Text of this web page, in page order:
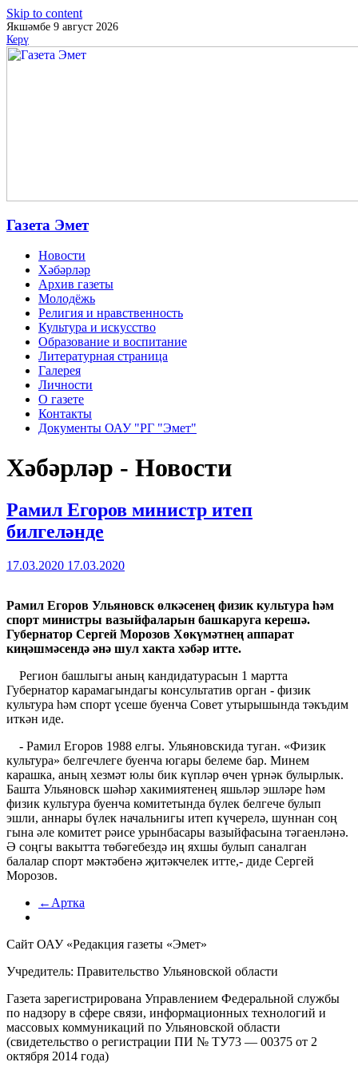
Skip to content
Якшәмбе 9 август 2026
Керү
Газета Эмет
Новости
Хәбәрләр
Архив газеты
Молодёжь
Религия и нравственность
Культура и искусство
Образование и воспитание
Литературная страница
Галерея
Личности
О газете
Контакты
Документы ОАУ "РГ "Эмет"
Хәбәрләр - Новости
Рамил Егоров министр итеп
билгеләнде
17.03.2020 17.03.2020
Рамил Егоров Ульяновск өлкәсенең физик культура hәм
спорт министры вазыйфаларын башкаруга керешә.
Губернатор Сергей Морозов Хөкүмәтнең аппарат
киңәшмәсендә әнә шул хакта хәбәр итте.
Регион башлыгы аның кандидатурасын 1 мартта
Губернатор карамагындагы консультатив орган - физик
культура hәм спорт үсеше буенча Совет утырышында тәкъдим
иткән иде.
- Рамил Егоров 1988 елгы. Ульяновскида туган. «Физик
культура» белгечлеге буенча югары белеме бар. Минем
карашка, аның хезмәт юлы бик күпләр өчен үрнәк булырлык.
Башта Ульяновск шәhәр хакимиятенең яшьләр эшләре hәм
физик культура буенча комитетында бүлек белгече булып
эшли, аннары бүлек начальнигы итеп күчерелә, шуннан соң
гына әле комитет рәисе урынбасары вазыйфасына тәгаенләнә.
Ә соңгы вакытта төбәгебездә иң яхшы булып саналган
балалар спорт мәктәбенә җитәкчелек итте,- диде Сергей
Морозов.
←Артка
Сайт ОАУ «Редакция газеты «Эмет»
Учредитель: Правительство Ульяновской области
Газета зарегистрирована Управлением Федеральной службы
по надзору в сфере связи, информационных технологий и
массовых коммуникаций по Ульяновской области
(свидетельство о регистрации ПИ № ТУ73 — 00375 от 2
октября 2014 года)